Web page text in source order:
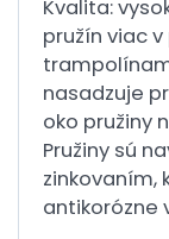
Kvalita:
pružín viac
nasadzuje
oko pružiny
Pružiny sú
zinkovaním,
antikorózne